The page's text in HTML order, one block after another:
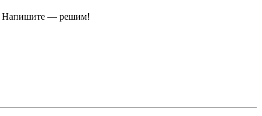
Напишите — решим!